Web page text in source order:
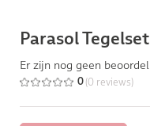
Parasol
Er zijn nog geen
0 (0 reviews)